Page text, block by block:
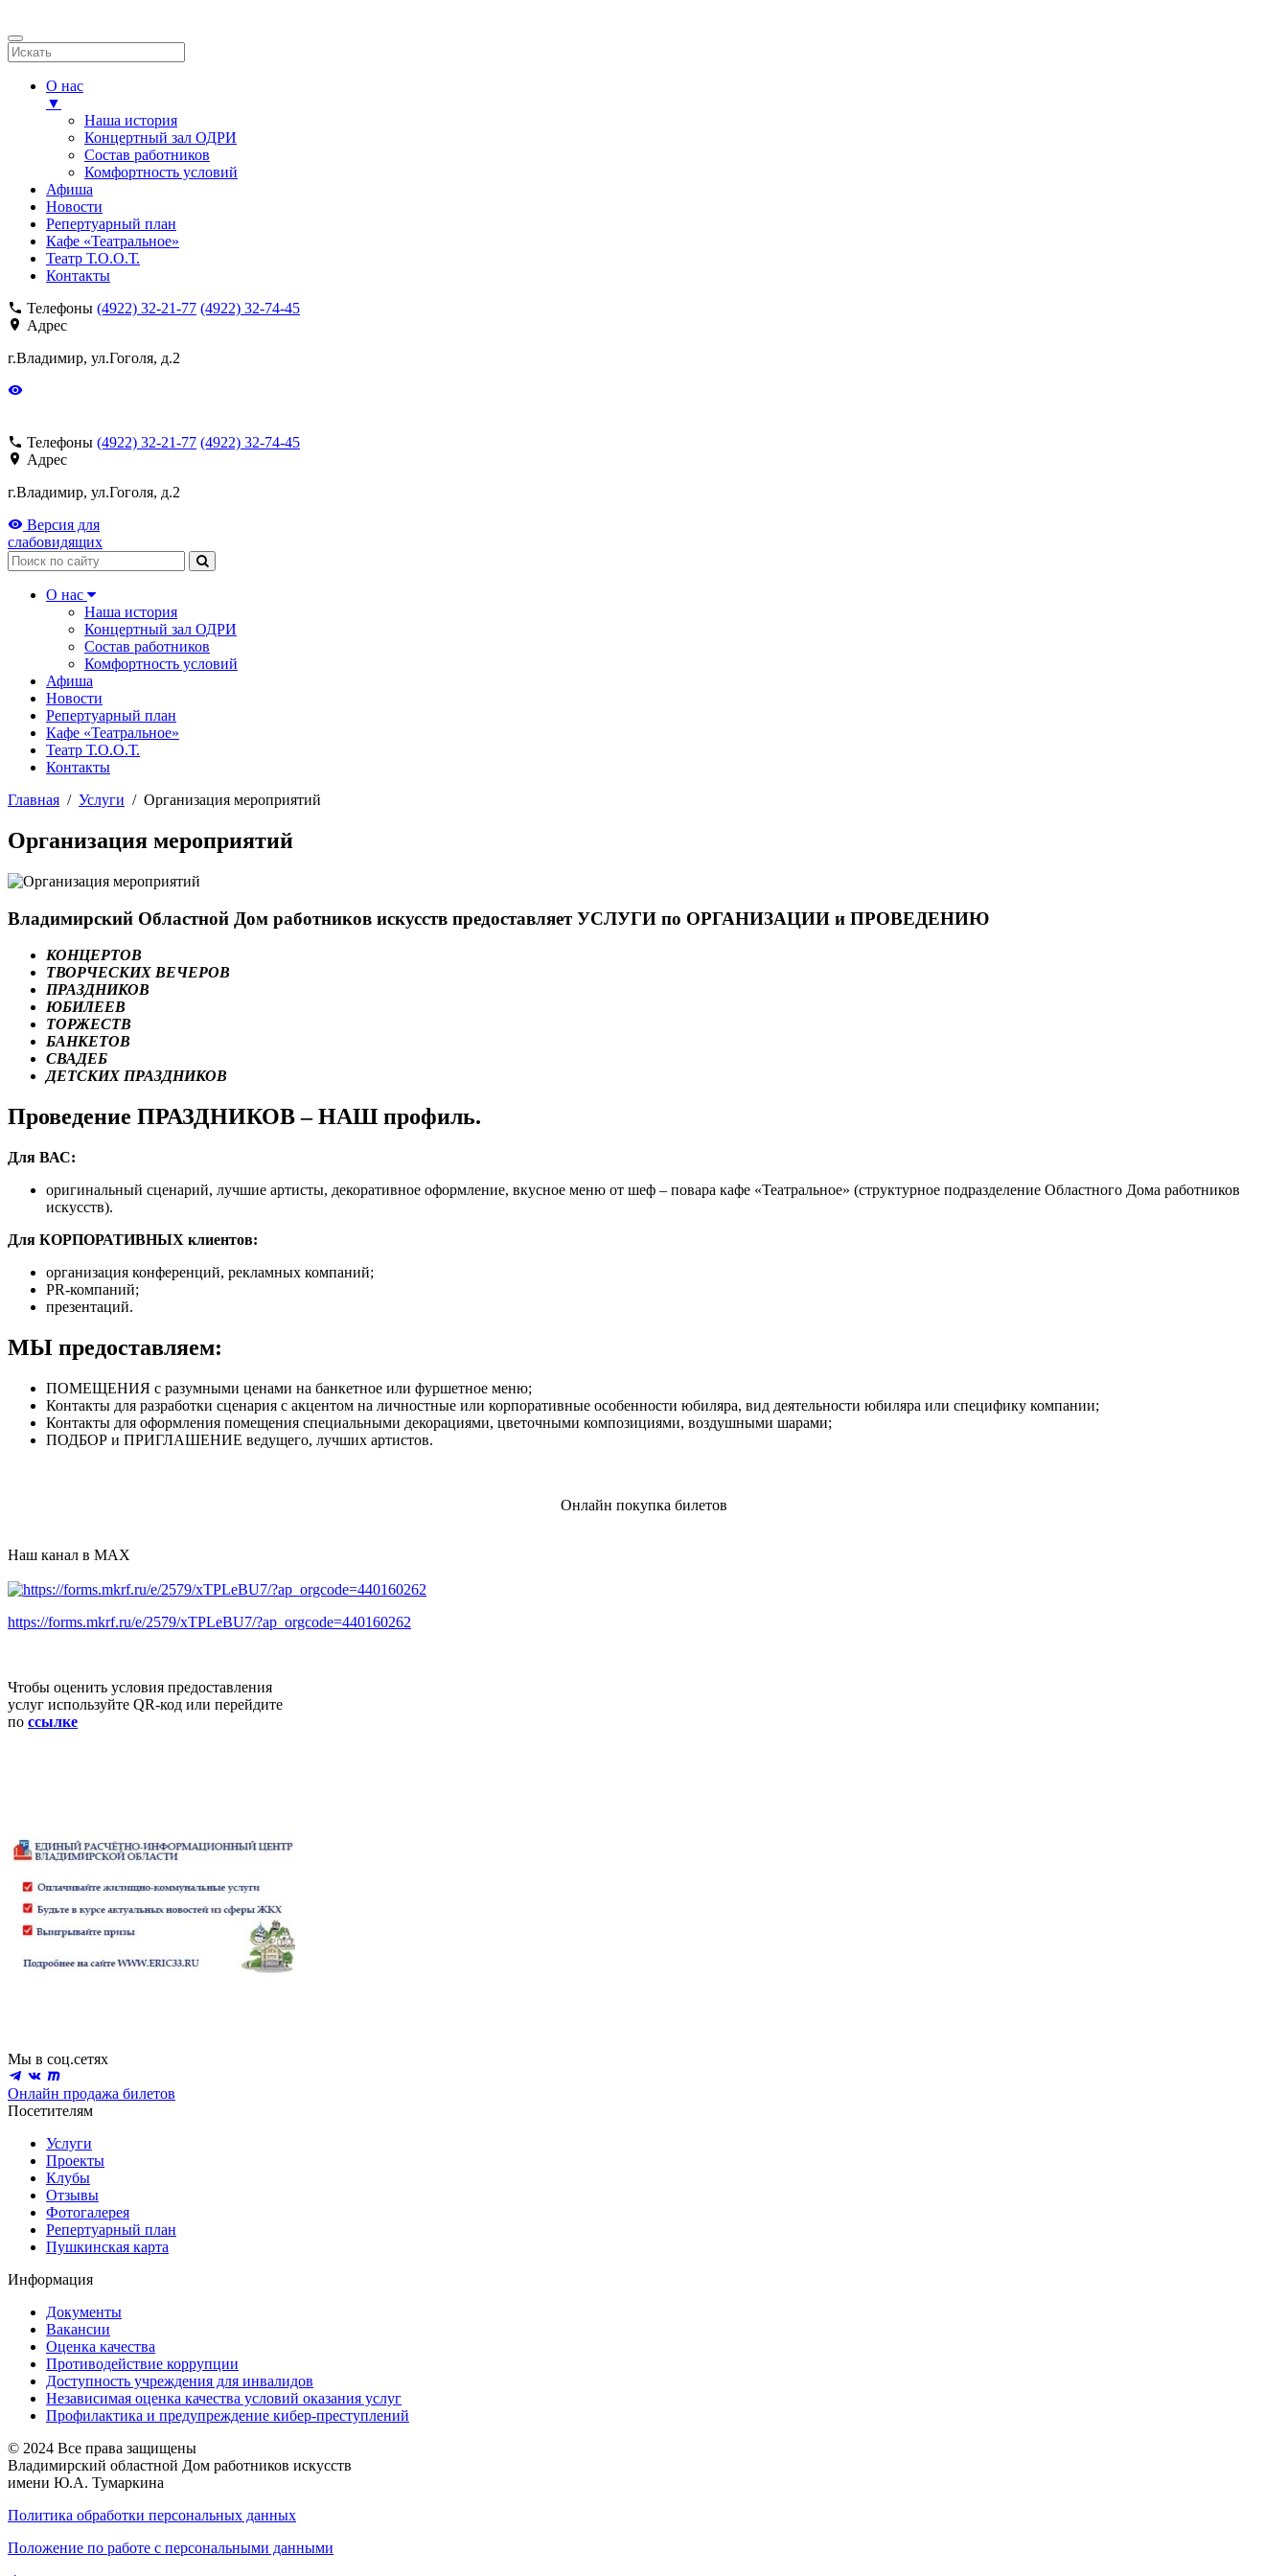
О нас
▼
Наша история
Концертный зал ОДРИ
Состав работников
Комфортность условий
Афиша
Новости
Репертуарный план
Кафе «Театральное»
Театр Т.О.О.Т.
Контакты
Телефоны (4922) 32-21-77 (4922) 32-74-45
Адрес
г.Владимир, ул.Гоголя, д.2
Телефоны (4922) 32-21-77 (4922) 32-74-45
Адрес
г.Владимир, ул.Гоголя, д.2
Версия для
слабовидящих
Поиск
О нас
Наша история
Концертный зал ОДРИ
Состав работников
Комфортность условий
Афиша
Новости
Репертуарный план
Кафе «Театральное»
Театр Т.О.О.Т.
Контакты
Главная / Услуги / Организация мероприятий
Организация мероприятий
Владимирский Областной Дом работников искусств предоставляет УСЛУГИ по ОРГАНИЗАЦИИ и ПРОВЕДЕНИЮ
КОНЦЕРТОВ
ТВОРЧЕСКИХ ВЕЧЕРОВ
ПРАЗДНИКОВ
ЮБИЛЕЕВ
ТОРЖЕСТВ
БАНКЕТОВ
СВАДЕБ
ДЕТСКИХ ПРАЗДНИКОВ
Проведение ПРАЗДНИКОВ – НАШ профиль.
Для ВАС:
оригинальный сценарий, лучшие артисты, декоративное оформление, вкусное меню от шеф – повара кафе «Театральное» (структурное подразделение Областного Дома работников
искусств).
Для КОРПОРАТИВНЫХ клиентов:
организация конференций, рекламных компаний;
PR-компаний;
презентаций.
МЫ предоставляем:
ПОМЕЩЕНИЯ с разумными ценами на банкетное или фуршетное меню;
Контакты для разработки сценария с акцентом на личностные или корпоративные особенности юбиляра, вид деятельности юбиляра или специфику компании;
Контакты для оформления помещения специальными декорациями, цветочными композициями, воздушными шарами;
ПОДБОР и ПРИГЛАШЕНИЕ ведущего, лучших артистов.
Онлайн покупка билетов
Наш канал в MAX
https://forms.mkrf.ru/e/2579/xTPLeBU7/?ap_orgcode=440160262
Чтобы оценить условия предоставления
услуг используйте QR-код или перейдите
по ссылке
Мы в соц.сетях
Онлайн продажа билетов
Посетителям
Услуги
Проекты
Клубы
Отзывы
Фотогалерея
Репертуарный план
Пушкинская карта
Информация
Документы
Вакансии
Оценка качества
Противодействие коррупции
Доступность учреждения для инвалидов
Независимая оценка качества условий оказания услуг
Профилактика и предупреждение кибер-преступлений
© 2024 Все права защищены
Владимирский областной Дом работников искусств
имени Ю.А. Тумаркина
Политика обработки персональных данных
Положение по работе с персональными данными